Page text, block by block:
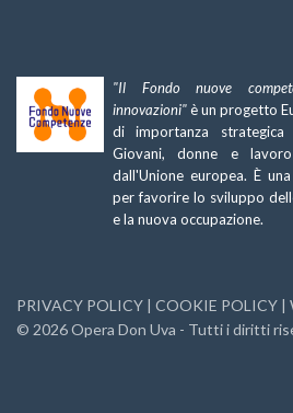
"Il Fondo nuove
innovazioni"è un progetto
di importanza strategica
Giovani, donne e
dall'Unione europea. È
per favorire lo sviluppo
e la nuova occupazione.
PRIVACY POLICY | COOKIE POLICY |
© 2026Opera Don Uva - Tutti i diritti